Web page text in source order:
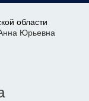
области
Юрьевна